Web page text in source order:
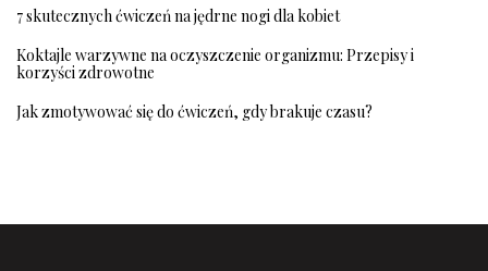
7 skutecznych ćwiczeń na jędrne nogi dla kobiet
Koktajle warzywne na oczyszczenie organizmu: Przepisy i
korzyści zdrowotne
Jak zmotywować się do ćwiczeń, gdy brakuje czasu?